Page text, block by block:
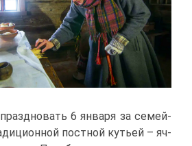
6 ян­ва­ря за се­мей­
пост­ной ку­тьей – яч­